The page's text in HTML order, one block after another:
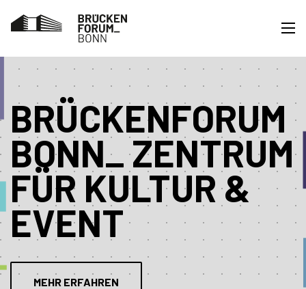
BRÜCKEN­FORUM
BONN_ ZENTRUM
FÜR KULTUR &
EVENT
MEHR ERFAHREN